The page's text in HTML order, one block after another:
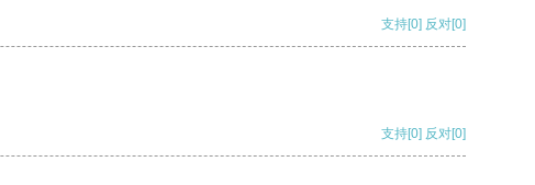
支持[0] 反对[0]
支持[0] 反对[0]